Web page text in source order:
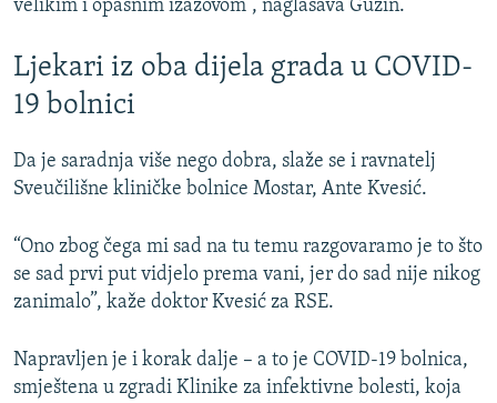
velikim i opasnim izazovom”, naglašava Guzin.
Ljekari iz oba dijela grada u COVID-
19 bolnici
Da je saradnja više nego dobra, slaže se i ravnatelj
Sveučilišne kliničke bolnice Mostar, Ante Kvesić.
“Ono zbog čega mi sad na tu temu razgovaramo je to što
se sad prvi put vidjelo prema vani, jer do sad nije nikog
zanimalo”, kaže doktor Kvesić za RSE.
Napravljen je i korak dalje – a to je COVID-19 bolnica,
smještena u zgradi Klinike za infektivne bolesti, koja